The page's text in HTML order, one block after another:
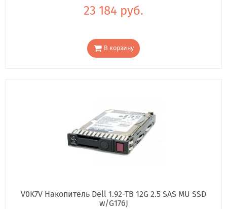
23 184 руб.
В корзину
V0K7V Накопитель Dell 1.92-TB 12G 2.5 SAS MU SSD
w/G176J